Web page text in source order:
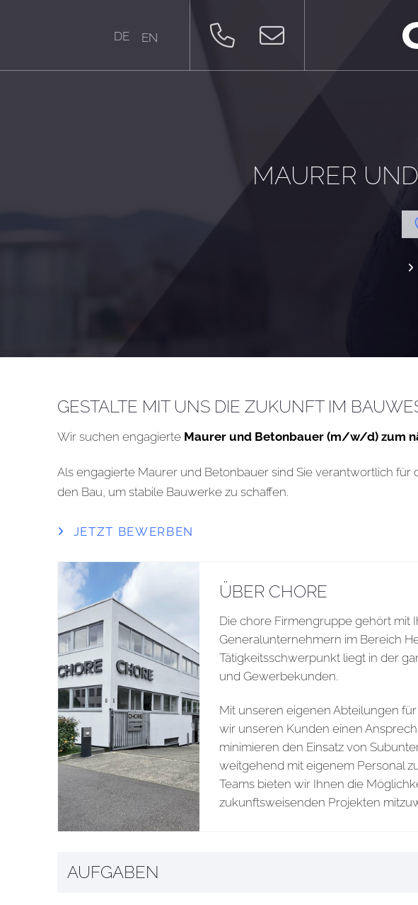
DE EN
MAURER
GESTALTE MIT UNS DIE ZUKUNFT IM
Wir suchen engagierte Maurer und Betonbauer (m/w/d) zum
Als engagierte Maurer und Betonbauer sind Sie verantwortlich
den Bau, um stabile Bauwerke zu schaffen.
JETZT BEWERBEN
ÜBER CHORE
Die chore Firmengruppe gehört
Generalunternehmern im Bereich
Tätigkeitsschwerpunkt liegt in der
und Gewerbekunden.
Mit unseren eigenen Abteilungen
wir unseren Kunden einen
minimieren den Einsatz von
weitgehend mit eigenem Personal
Teams bieten wir Ihnen die
zukunftsweisenden Projekten
AUFGABEN